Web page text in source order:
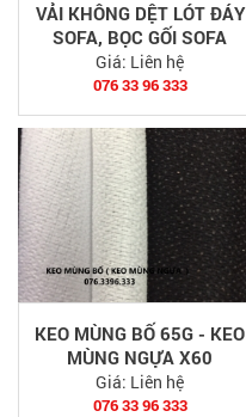
VẢI KHÔNG DỆT LÓT ĐÁY
SOFA, BỌC GỐI SOFA
Giá: Liên hệ
076 33 96 333
KEO MÙNG BỐ 65G - KEO
MÙNG NGỰA X60
Giá: Liên hệ
076 33 96 333